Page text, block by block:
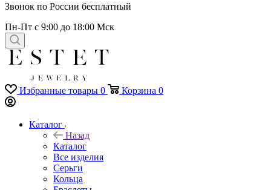
Звонок по России бесплатный
Пн-Пт с 9:00 до 18:00 Мск
Избранные товары 0 Корзина 0
Каталог
Назад
Каталог
Все изделия
Серьги
Кольца